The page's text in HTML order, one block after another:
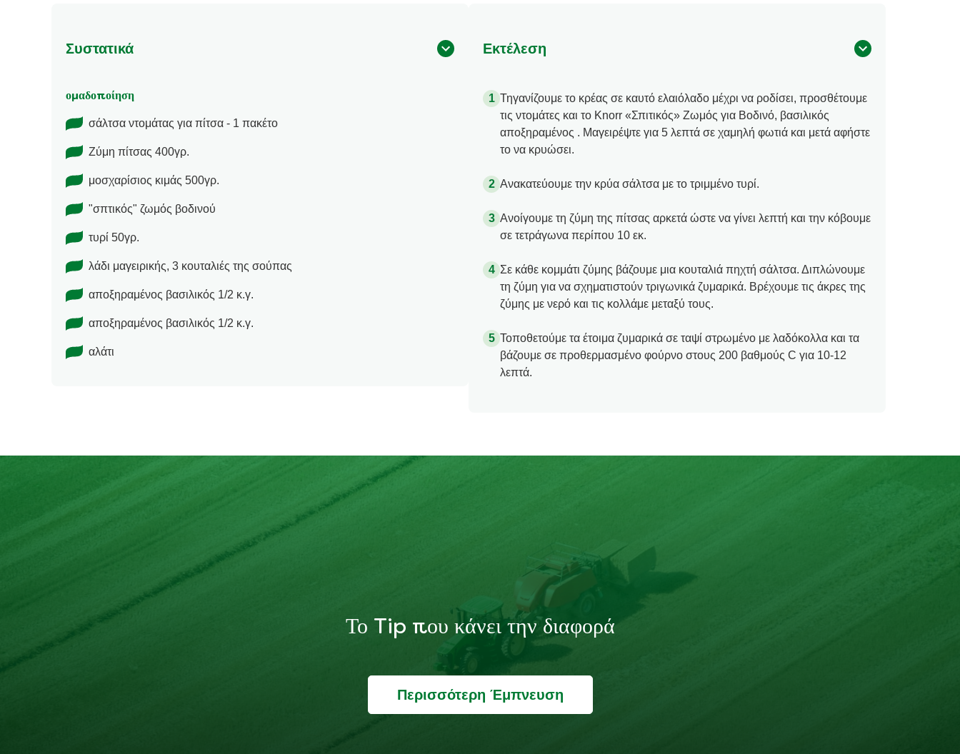
Συστατικά
ομαδοποίηση
σάλτσα ντομάτας για πίτσα - 1 πακέτο
Ζύμη πίτσας 400γρ.
μοσχαρίσιος κιμάς 500γρ.
"σπτικός" ζωμός βοδινού
τυρί 50γρ.
λάδι μαγειρικής, 3 κουταλιές της σούπας
αποξηραμένος βασιλικός 1/2 κ.γ.
αποξηραμένος βασιλικός 1/2 κ.γ.
αλάτι
Εκτέλεση
Τηγανίζουμε το κρέας σε καυτό ελαιόλαδο μέχρι να ροδίσει, προσθέτουμε
τις ντομάτες και το Knorr «Σπιτικός» Ζωμός για Βοδινό, βασιλικός
αποξηραμένος . Μαγειρέψτε για 5 λεπτά σε χαμηλή φωτιά και μετά αφήστε
το να κρυώσει.
Ανακατεύουμε την κρύα σάλτσα με το τριμμένο τυρί.
Ανοίγουμε τη ζύμη της πίτσας αρκετά ώστε να γίνει λεπτή και την κόβουμε
σε τετράγωνα περίπου 10 εκ.
Σε κάθε κομμάτι ζύμης βάζουμε μια κουταλιά πηχτή σάλτσα. Διπλώνουμε
τη ζύμη για να σχηματιστούν τριγωνικά ζυμαρικά. Βρέχουμε τις άκρες της
ζύμης με νερό και τις κολλάμε μεταξύ τους.
Τοποθετούμε τα έτοιμα ζυμαρικά σε ταψί στρωμένο με λαδόκολλα και τα
βάζουμε σε προθερμασμένο φούρνο στους 200 βαθμούς C για 10-12
λεπτά.
Το Tip που κάνει την διαφορά
Περισσότερη Έμπνευση